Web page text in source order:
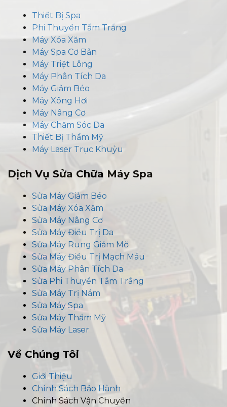
Thiết Bị Spa
Phi Thuyền Tắm Trắng
Máy Xóa Xăm
Máy Spa Cơ Bản
Máy Triệt Lông
Máy Phân Tích Da
Máy Giảm Béo
Máy Xông Hơi
Máy Nâng Cơ
Máy Chăm Sóc Da
Thiết Bị Thẩm Mỹ
Máy Laser Trục Khuỷu
Dịch Vụ Sửa Chữa Máy Spa
Sửa Máy Giảm Béo
Sửa Máy Xóa Xăm
Sửa Máy Nâng Cơ
Sửa Máy Điều Trị Da
Sửa Máy Rung Giảm Mỡ
Sửa Máy Điều Trị Mạch Máu
Sửa Máy Phân Tích Da
Sửa Phi Thuyền Tắm Trắng
Sửa Máy Trị Nám
Sửa Máy Spa
Sửa Máy Thẩm Mỹ
Sửa Máy Laser
Về Chúng Tôi
Giới Thiệu
Chính Sách Bảo Hành
Chính Sách Vận Chuyển